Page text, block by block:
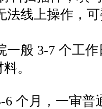
法线上操作，
一般 3-7 个工
。
6 个月，一审普